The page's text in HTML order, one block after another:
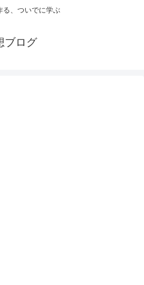
る、ついでに学ぶ
ブログ